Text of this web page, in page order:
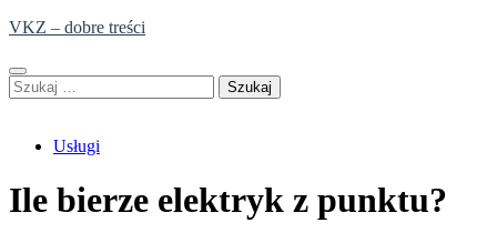
Skip
content
VKZ – dobre treści
Szukaj:
Usługi
Ile bierze elektryk z punktu?